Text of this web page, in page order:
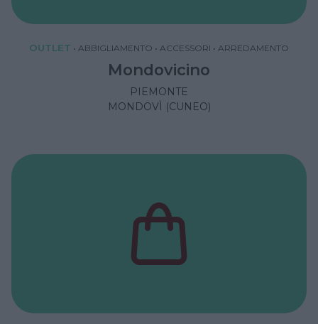
OUTLET • ABBIGLIAMENTO • ACCESSORI • ARREDAMENTO
Mondovicino
PIEMONTE
MONDOVÌ (CUNEO)